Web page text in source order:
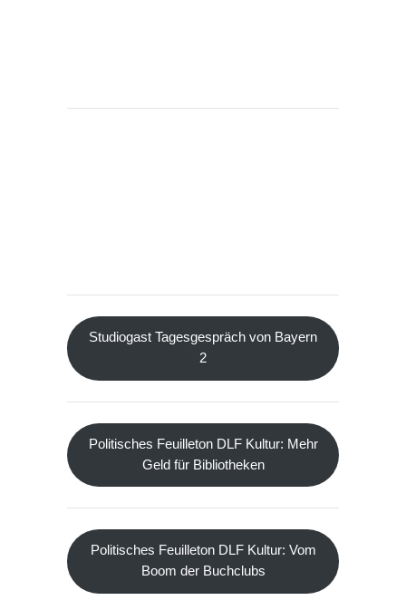
Studiogast Tagesgespräch von Bayern
2
Politisches Feuilleton DLF Kultur: Mehr
Geld für Bibliotheken
Politisches Feuilleton DLF Kultur: Vom
Boom der Buchclubs